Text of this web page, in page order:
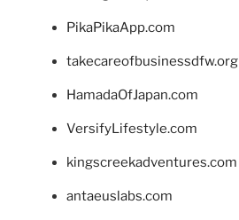
PikaPikaApp.com
takecareofbusinessdfw.org
HamadaOfJapan.com
VersifyLifestyle.com
kingscreekadventures.com
antaeuslabs.com